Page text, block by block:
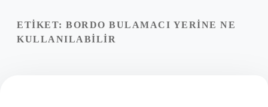
Yasal Uyarı
ETIKET: BORDO BULAMACI YERINE NE
KULLANILABILIR